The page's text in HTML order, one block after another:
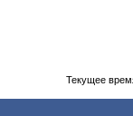
Текущее